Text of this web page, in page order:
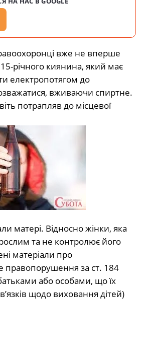
вже не вперше
річного киянина, який має
електропотягом до
вживаючи спиртне.
потрапляв до місцевої
матері. Відносно жінки, яка
та не контролює його
матеріали про
правопорушення за ст. 184
або особами, що їх
щодо виховання дітей)